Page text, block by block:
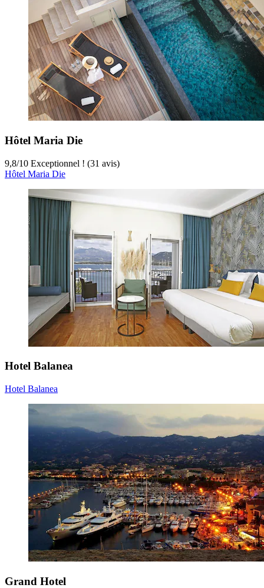
Hôtel Maria Die
9,8/10 Exceptionnel ! (31 avis)
Hôtel Maria Die
Hotel Balanea
Hotel Balanea
Grand Hotel